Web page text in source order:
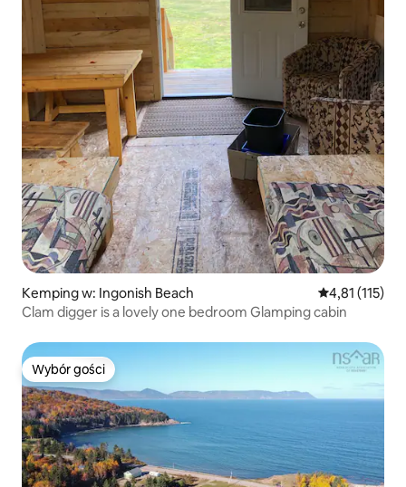
Kemping w: Ingonish Beach Średnia
4,81 (115)
Clam digger is a lovely one bedroom Glamping cabin
Wybór gości
Wybór gości